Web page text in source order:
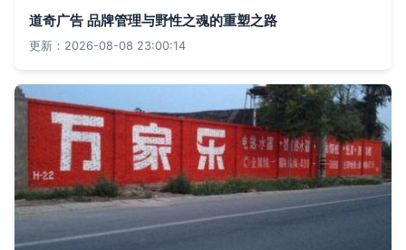
道奇广告 品牌管理与野性之魂的重塑之路
更新：2026-08-08 23:00:14